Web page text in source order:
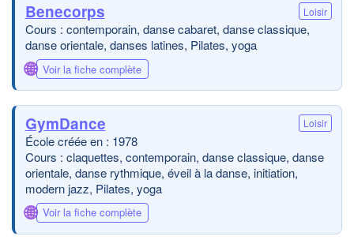
Benecorps Loisir
Cours : contemporain, danse cabaret, danse classique,
danse orientale, danses latines, Pilates, yoga
🌐 Voir la fiche complète
GymDance Loisir
École créée en : 1978
Cours : claquettes, contemporain, danse classique, danse
orientale, danse rythmique, éveil à la danse, initiation,
modern jazz, Pilates, yoga
🌐 Voir la fiche complète